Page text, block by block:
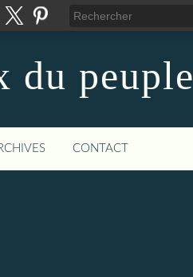
du peuple
CONTACT